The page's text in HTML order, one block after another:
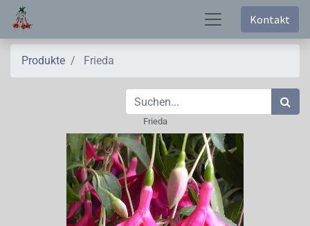
Kontakt
Produkte Frieda
Frieda